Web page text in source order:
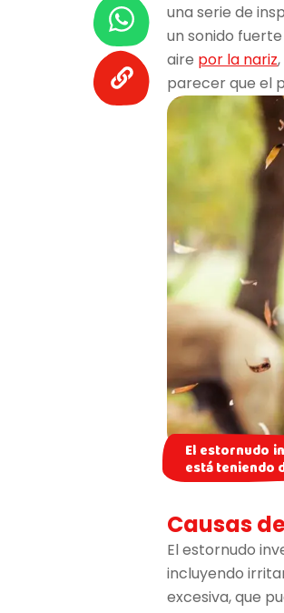
una serie de
un sonido
aire por la nariz
parecer que el
El estornudo
está teniendo
Causas
El estornudo
incluyendo
excesiva, que